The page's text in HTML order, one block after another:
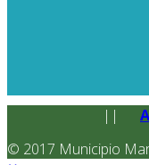
||
© 2017 Municipio